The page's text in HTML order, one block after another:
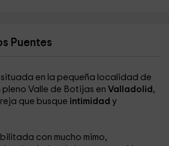
Puentes
en la pequeña localidad de
pleno Valle de Botijas enValladolid ,
que busque intimidad y
con mucho mimo,